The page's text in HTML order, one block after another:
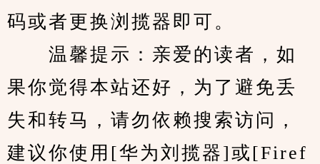
码或者更换浏揽器即可。
温馨提示：亲爱的读者，如
果你觉得本站还好，为了避免丢
失和转马，请勿依赖搜索访问，
建议你使用[华为刘揽器]或[Firef